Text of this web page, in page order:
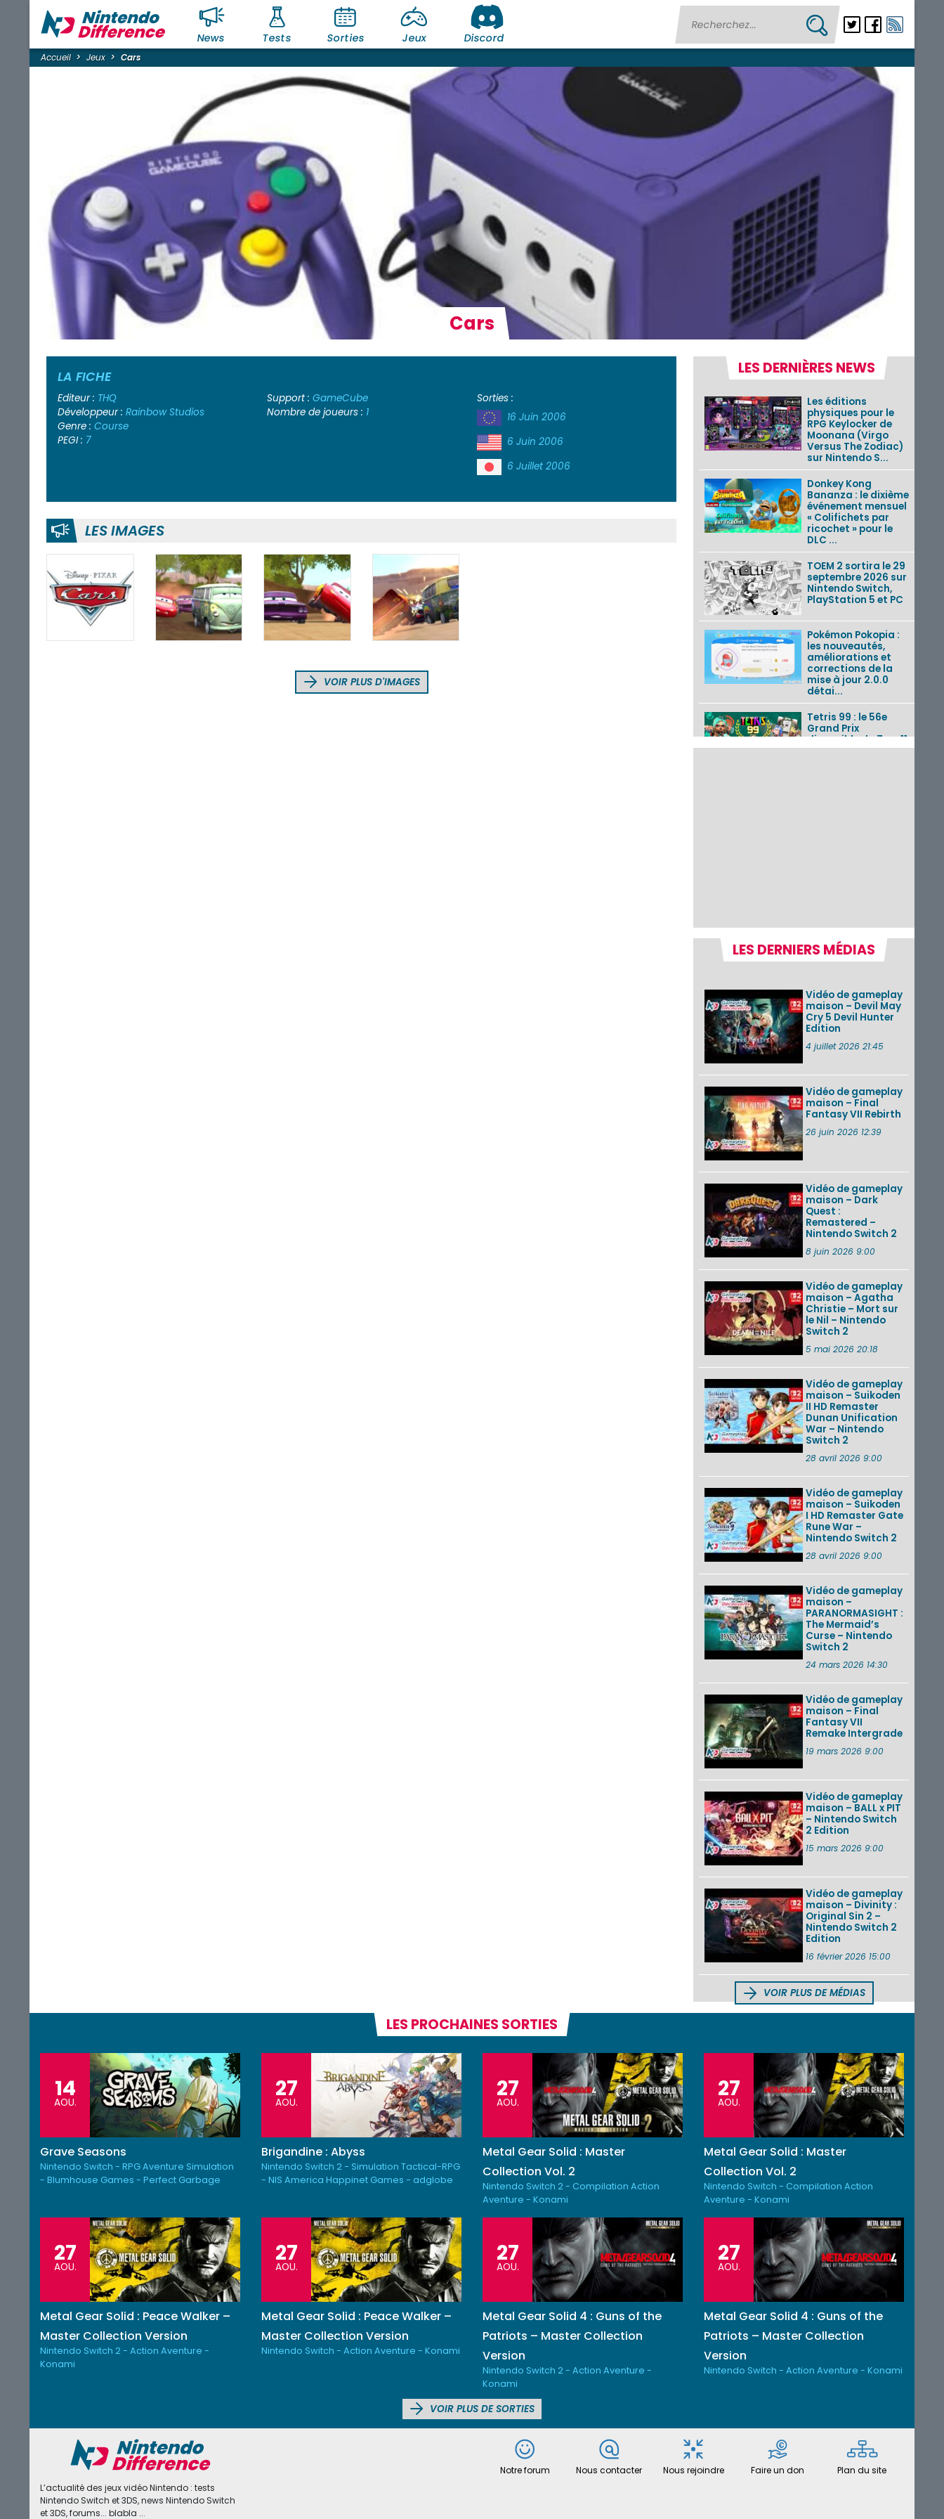
News Tests Sorties Jeux Discord
Accueil Jeux Cars
Cars
LA FICHE
Editeur : THQ
Développeur : Rainbow Studios
Genre : Course
PEGI : 7
Support :GameCube
Nombre de joueurs : 1
Sorties :
16 Juin 2006
6 Juin 2006
6 Juillet 2006
LES IMAGES
VOIR PLUS D'IMAGES
LES DERNIÈRES NEWS
Les éditions
physiques pour le
RPG Keylocker de
Moonana (Virgo
Versus The Zodiac)
sur Nintendo S...
Donkey Kong
Bananza : le dixième
événement mensuel
« Colifichets par
ricochet » pour le
DLC ...
TOEM 2 sortira le 29
septembre 2026 sur
Nintendo Switch,
PlayStation 5 et PC
Pokémon Pokopia :
les nouveautés,
améliorations et
corrections de la
mise à jour 2.0.0
détai...
Tetris 99 : le 56e
Grand Prix
disponible du 7 au 11
août 2026 avec un
des séquences de
game...
Pokémon GO : les
Un Fire Emblem :
Fortune’s Weave
Direct d’environ 20
août 2026...
Les sorties eShop de
la semaine 31 de
2026 (Xenoblade
Chronicles 2 –
VOIR PLUS DE NEWS
LES DERNIERS MÉDIAS
Vidéo de gameplay
maison – Devil May
Cry 5 Devil Hunter
Edition
4 juillet 2026 21:45
Vidéo de gameplay
maison – Final
Fantasy VII Rebirth
26 juin 2026 12:39
Vidéo de gameplay
maison – Dark
Quest :
Remastered –
Nintendo Switch 2
8 juin 2026 9:00
Vidéo de gameplay
maison – Agatha
Christie – Mort sur
le Nil – Nintendo
Switch 2
5 mai 2026 20:18
Vidéo de gameplay
maison – Suikoden
II HD Remaster
Dunan Unification
War – Nintendo
Switch 2
28 avril 2026 9:00
Vidéo de gameplay
maison – Suikoden
I HD Remaster Gate
Rune War –
Nintendo Switch 2
28 avril 2026 9:00
Vidéo de gameplay
maison –
PARANORMASIGHT :
The Mermaid’s
Curse – Nintendo
Switch 2
24 mars 2026 14:30
Vidéo de gameplay
maison – Final
Fantasy VII
Remake Intergrade
19 mars 2026 9:00
Vidéo de gameplay
maison – BALL x PIT
– Nintendo Switch
2 Edition
15 mars 2026 9:00
Vidéo de gameplay
maison – Divinity :
Original Sin 2 –
Nintendo Switch 2
Edition
16 février 2026 15:00
VOIR PLUS DE MÉDIAS
LES PROCHAINES SORTIES
14
AOU.
Grave Seasons
Nintendo Switch - RPG Aventure Simulation
- Blumhouse Games - Perfect Garbage
27
AOU.
Brigandine : Abyss
Nintendo Switch 2 - Simulation Tactical-RPG
- NIS America Happinet Games - adglobe
27
AOU.
Metal Gear Solid : Master
Collection Vol. 2
Nintendo Switch 2 - Compilation Action
Aventure - Konami
27
AOU.
Metal Gear Solid : Master
Collection Vol. 2
Nintendo Switch - Compilation Action
Aventure - Konami
27
AOU.
Metal Gear Solid : Peace Walker –
Master Collection Version
Nintendo Switch 2 - Action Aventure -
Konami
27
AOU.
Metal Gear Solid : Peace Walker –
Master Collection Version
Nintendo Switch - Action Aventure - Konami
27
AOU.
Metal Gear Solid 4 : Guns of the
Patriots – Master Collection
Version
Nintendo Switch 2 - Action Aventure -
Konami
27
AOU.
Metal Gear Solid 4 : Guns of the
Patriots – Master Collection
Version
Nintendo Switch - Action Aventure - Konami
VOIR PLUS DE SORTIES
L’actualité des jeux vidéo Nintendo : tests
Nintendo Switch et 3DS, news Nintendo Switch
et 3DS, forums... blabla ...
Notre forum Nous contacter Nous rejoindre Faire un don Plan du site